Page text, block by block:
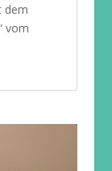
dem
vom